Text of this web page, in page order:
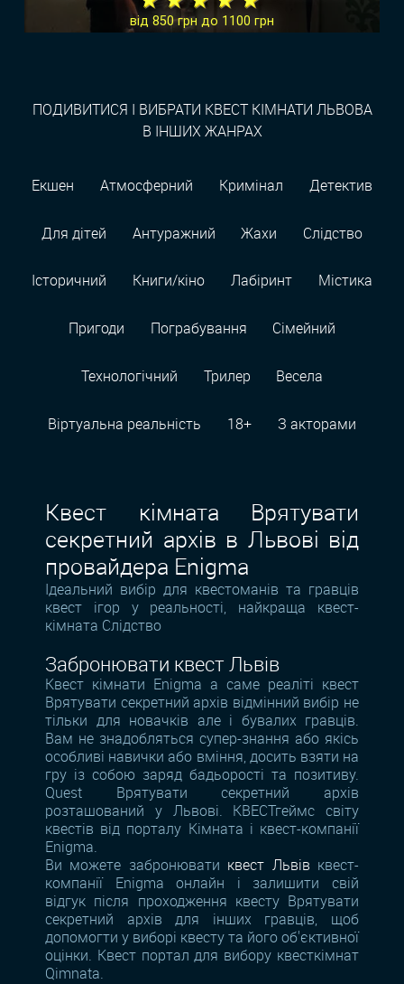
від 850 грн до 1100 грн
ПОДИВИТИСЯ І ВИБРАТИ КВЕСТ КІМНАТИ ЛЬВОВА
В ІНШИХ ЖАНРАХ
Екшен Атмосферний Кримінал Детектив
Для дітей Антуражний Жахи Слідство
Історичний Книги/кіно Лабіринт Містика
Пригоди Пограбування Сімейний
Технологiчний Трилер Весела
Віртуальна реальність 18+ З акторами
Квест кімната Врятувати
секретний архів в Львові від
провайдера Enigma
Ідеальний вибір для квестоманів та гравців
квест ігор у реальності, найкраща квест-
кімната Слідство
Забронювати квест Львів
Квест кімнати Enigma а саме реаліті квест
Врятувати секретний архів відмінний вибір не
тільки для новачків але і бувалих гравців.
Вам не знадобляться супер-знання або якісь
особливі навички або вміння, досить взяти на
гру із собою заряд бадьорості та позитиву.
Quest Врятувати секретний архів
розташований у Львові. КВЕСТгеймс світу
квестів від порталу Кімната і квест-компанії
Enigma.
Ви можете забронювати квест Львів квест-
компанії Enigma онлайн і залишити свій
відгук після проходження квесту Врятувати
секретний архів для інших гравців, щоб
допомогти у виборі квесту та його об'єктивної
оцінки. Квест портал для вибору квесткімнат
Qimnata.